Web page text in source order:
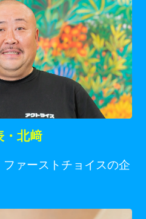
・北﨑
ァーストチョイスの企